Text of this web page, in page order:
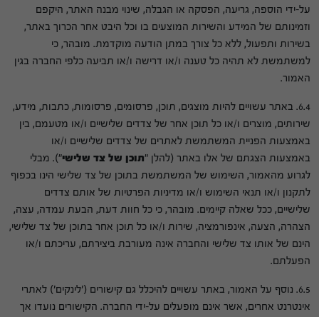
על-ידי הוספה, גריעה, הפסקה או הגבלה, שינוי מבנה האתר, היקפם
וזמינותם של המידע והשירות המוצעים בו וכל היבט אחר הכרוך באתר,
בשירות ותפעול, ללא כל צורך במתן הודעה מוקדמת. מובהר, כי
למשתמשת לא תהיה כל טענה ו/או דרישה ו/או תביעה כלפי החברה בגין
האמור.
6.4. באתר עשויים להיות מוצגים, תוכן, פרסומים, פרסומות, כתבות, מידע,
שירותים, מוצרים ו/או כל תוכן אחר של צדדים שלישיים ו/או מטעמם, בין
באמצעות הפניית המשתמשת לאתרים של צדדים שלישיים ו/או
באמצעות הצגתם של אלו באתר (להלן "תוכן של צד שלישי"). מבלי
לגרוע מהאמור, השימוש של המשתמשת בתוכן של צד שלישי הינו בכפוף
לתקנון ו/או תנאי השימוש ו/או מדיניות הפרטיות של אותם צדדים
שלישיים, ככל שאלה קיימים. מובהר, כי כל חוות דעת, הבעת עמדה, עצה,
הצהרה, הצעה, אינפורמציה, שירות ו/או כל תוכן אחר בתוכן של צד שלישי,
הינם של אותו צד שלישי והחברה אינה מעורבת ביצירתם, עריכתם ו/או
הפעלתם.
6.5. נוסף על האמור, באתר עשויים להיכלל גם קישורים ('לינקים') לאתרי
אינטרנט אחרים, אשר אינם מופעלים על-ידי החברה. הקישורים נועדו אך